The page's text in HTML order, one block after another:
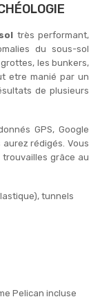
très performant,
du sous-sol
les bunkers,
etre manié par un
de plusieurs
GPS, Google
rédigés. Vous
grâce au
tunnels
Pelican incluse